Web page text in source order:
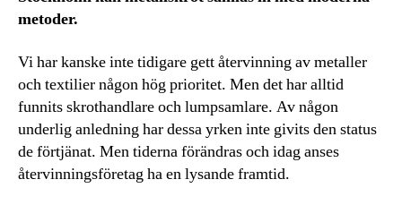
metoder.
Vi har kanske inte tidigare gett återvinning av metaller
och textilier någon hög prioritet. Men det har alltid
funnits skrothandlare och lumpsamlare. Av någon
underlig anledning har dessa yrken inte givits den status
de förtjänat. Men tiderna förändras och idag anses
återvinningsföretag ha en lysande framtid.